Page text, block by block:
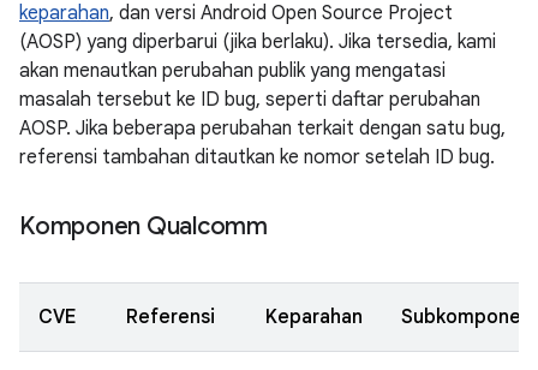
keparahan, dan versi Android Open Source Project
(AOSP) yang diperbarui (jika berlaku). Jika tersedia, kami
akan menautkan perubahan publik yang mengatasi
masalah tersebut ke ID bug, seperti daftar perubahan
AOSP. Jika beberapa perubahan terkait dengan satu bug,
referensi tambahan ditautkan ke nomor setelah ID bug.
Komponen Qualcomm
CVE Referensi Keparahan Subkomponen